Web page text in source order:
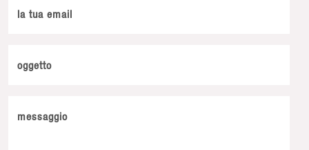
la tua email
oggetto
messaggio